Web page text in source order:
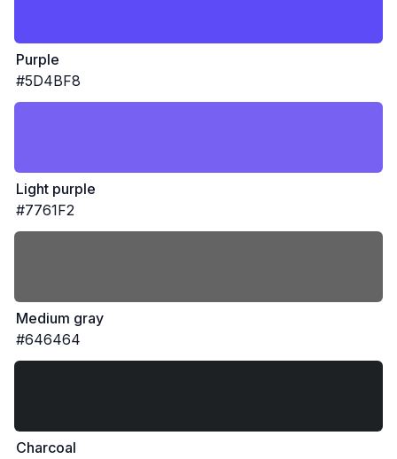
Purple
#5D4BF8
Light purple
#7761F2
Medium gray
#646464
Charcoal